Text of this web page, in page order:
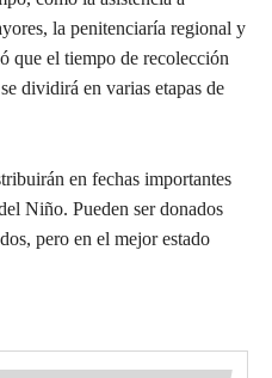
la penitenciaría regional y
que el tiempo de recolección
dividirá en varias etapas de
en fechas importantes
Niño. Pueden ser donados
pero en el mejor estado